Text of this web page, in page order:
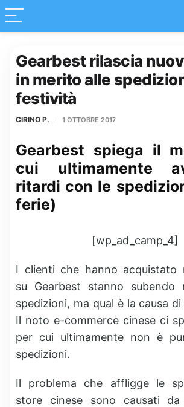
Gearbest rilascia
in merito alle
festività
CIRINO P. 1 OTTOBRE 2017
Gearbest spiega il
cui ultimamente
ritardi con le
ferie)
[wp_ad_camp_4]
I clienti che hanno acquistato
su Gearbest stanno
spedizioni, ma qual è la causa
Il noto e-commerce cinese ci
per cui ultimamente non è
spedizioni.
Il problema che affligge le
store cinese sono causati da